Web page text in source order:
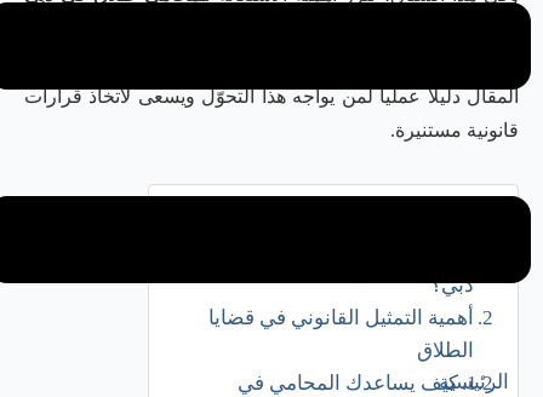
الرئيسية
المقال دليلاً عملياً لمن يواجه هذا التحوّل ويسعى لاتخاذ قرارات
قانونية مستنيرة.
دبي؟
أهمية التمثيل القانوني في قضايا
الطلاق
كيف يساعدك المحامي في